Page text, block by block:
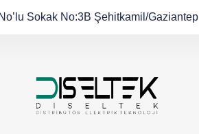
Sokak No:3B Şehitkamil/Gaziantep